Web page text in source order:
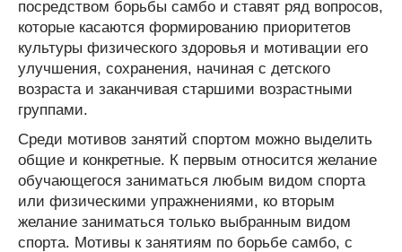
посредством борьбы самбо и ставят ряд вопросов,
которые касаются формированию приоритетов
культуры физического здоровья и мотивации его
улучшения, сохранения, начиная с детского
возраста и заканчивая старшими возрастными
группами.
Среди мотивов занятий спортом можно выделить
общие и конкретные. К первым относится желание
обучающегося заниматься любым видом спорта
или физическими упражнениями, ко вторым
желание заниматься только выбранным видом
спорта. Мотивы к занятиям по борьбе самбо, с